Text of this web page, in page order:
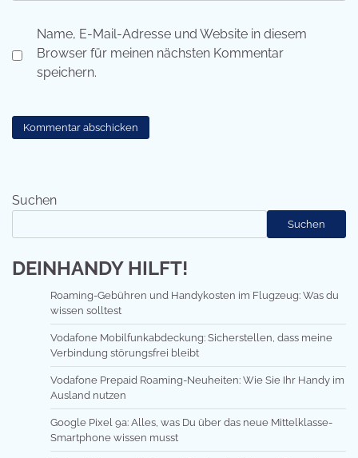
Name, E-Mail-Adresse und Website in diesem
Browser für meinen nächsten Kommentar
speichern.
Suchen
Suchen
DEINHANDY HILFT!
Roaming-Gebühren und Handykosten im Flugzeug: Was du
wissen solltest
Vodafone Mobilfunkabdeckung: Sicherstellen, dass meine
Verbindung störungsfrei bleibt
Vodafone Prepaid Roaming-Neuheiten: Wie Sie Ihr Handy im
Ausland nutzen
Google Pixel 9a: Alles, was Du über das neue Mittelklasse-
Smartphone wissen musst